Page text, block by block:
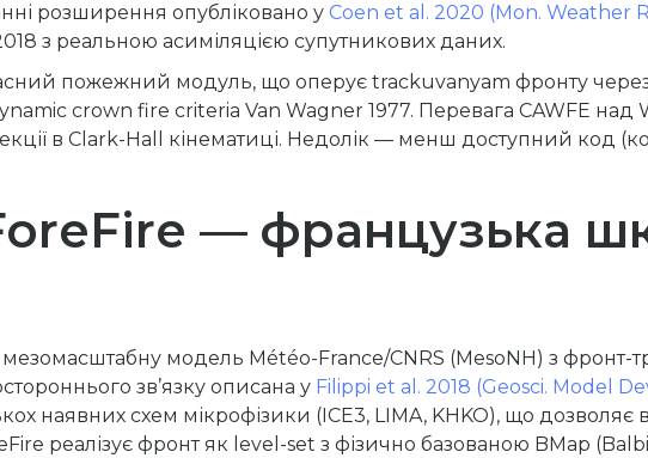
розширення опубліковано у Coen et al. 2020 (Mon. Weather
з реальною асиміляцією супутникових даних.
пожежний модуль, що оперує trackuvanyam фронту
crown fire criteria Van Wagner 1977. Перевага CAWFE над
в Clark-Hall кінематиці. Недолік — менш доступний код
— французька
модель Météo-France/CNRS (MesoNH) з фронт-
зв’язку описана у Filippi et al. 2018 (Geosci. Model
наявних схем мікрофізики (ICE3, LIMA, KHKO), що дозволяє
реалізує фронт як level-set з фізично базованою BMap